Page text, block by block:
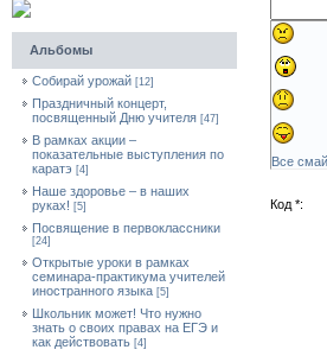
Альбомы
Собирай урожай [12]
Праздничный концерт,
посвященный Дню учителя [47]
В рамках акции –
показательные выступления по
каратэ [4]
Наше здоровье – в наших
руках! [5]
Посвящение в первоклассники
[24]
Открытые уроки в рамках
семинара-практикума учителей
иностранного языка [5]
Школьник может! Что нужно
знать о своих правах на ЕГЭ и
как действовать [4]
Все
Код *: